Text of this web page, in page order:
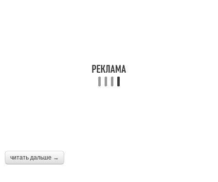
читать дальше →